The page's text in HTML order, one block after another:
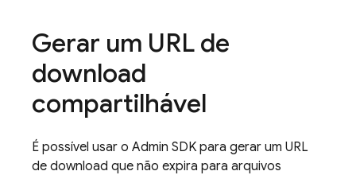
Gerar um URL de
download
compartilhável
É possível usar o Admin SDK para gerar um URL
de download que não expira para arquivos